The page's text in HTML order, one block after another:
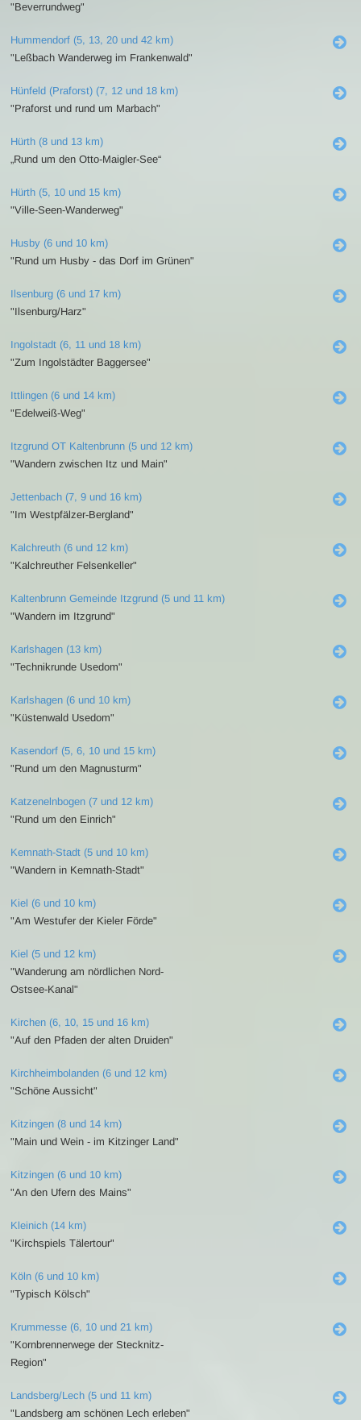
"Beverrundweg"
Hummendorf (5, 13, 20 und 42 km)
"Leßbach Wanderweg im Frankenwald"
Hünfeld (Praforst) (7, 12 und 18 km)
"Praforst und rund um Marbach"
Hürth (8 und 13 km)
„Rund um den Otto-Maigler-See“
Hürth (5, 10 und 15 km)
"Ville-Seen-Wanderweg"
Husby (6 und 10 km)
"Rund um Husby - das Dorf im Grünen"
Ilsenburg (6 und 17 km)
"Ilsenburg/Harz"
Ingolstadt (6, 11 und 18 km)
"Zum Ingolstädter Baggersee"
Ittlingen (6 und 14 km)
"Edelweiß-Weg"
Itzgrund OT Kaltenbrunn (5 und 12 km)
"Wandern zwischen Itz und Main"
Jettenbach (7, 9 und 16 km)
"Im Westpfälzer-Bergland"
Kalchreuth (6 und 12 km)
"Kalchreuther Felsenkeller"
Kaltenbrunn Gemeinde Itzgrund (5 und 11 km)
"Wandern im Itzgrund"
Karlshagen (13 km)
"Technikrunde Usedom"
Karlshagen (6 und 10 km)
"Küstenwald Usedom"
Kasendorf (5, 6, 10 und 15 km)
"Rund um den Magnusturm"
Katzenelnbogen (7 und 12 km)
"Rund um den Einrich"
Kemnath-Stadt (5 und 10 km)
"Wandern in Kemnath-Stadt"
Kiel (6 und 10 km)
"Am Westufer der Kieler Förde"
Kiel (5 und 12 km)
"Wanderung am nördlichen Nord-
Ostsee-Kanal"
Kirchen (6, 10, 15 und 16 km)
"Auf den Pfaden der alten Druiden"
Kirchheimbolanden (6 und 12 km)
"Schöne Aussicht"
Kitzingen (8 und 14 km)
"Main und Wein - im Kitzinger Land"
Kitzingen (6 und 10 km)
"An den Ufern des Mains"
Kleinich (14 km)
"Kirchspiels Tälertour"
Köln (6 und 10 km)
"Typisch Kölsch"
Krummesse (6, 10 und 21 km)
"Kornbrennerwege der Stecknitz-
Region"
Landsberg/Lech (5 und 11 km)
"Landsberg am schönen Lech erleben"